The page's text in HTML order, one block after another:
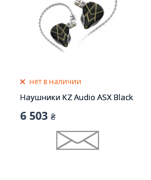
нет в наличии
Наушники KZ Audio ASX Black
6 503 ₴